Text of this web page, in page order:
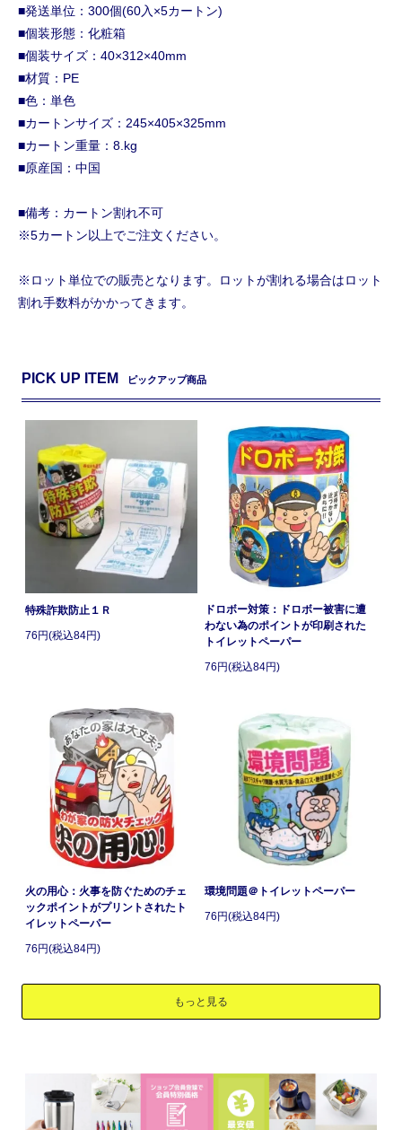
■発送単位：300個(60入×5カートン)
■個装形態：化粧箱
■個装サイズ：40×312×40mm
■材質：PE
■色：単色
■カートンサイズ：245×405×325mm
■カートン重量：8.kg
■原産国：中国
■備考：カートン割れ不可
※5カートン以上でご注文ください。
※ロット単位での販売となります。ロットが割れる場合はロット
割れ手数料がかかってきます。
PICK UP ITEM ピックアップ商品
特殊詐欺防止１Ｒ
76円(税込84円)
ドロボー対策：ドロボー被害に遭
わない為のポイントが印刷された
トイレットペーパー
76円(税込84円)
火の用心：火事を防ぐためのチェ
ックポイントがプリントされたト
イレットペーパー
76円(税込84円)
環境問題＠トイレットペーパー
76円(税込84円)
もっと見る